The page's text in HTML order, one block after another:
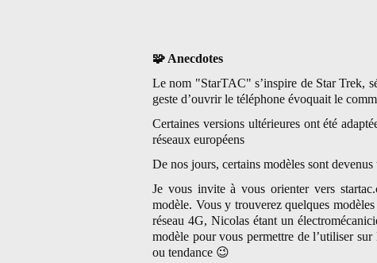
🧩 Anecdotes
Le nom "StarTAC" s’inspire de Star Trek,
geste d’ouvrir le téléphone évoquait le
Certaines versions ultérieures ont été
réseaux européens
De nos jours, certains modèles sont
Je vous invite à vous orienter vers
modèle. Vous y trouverez quelques
réseau 4G, Nicolas étant un
modèle pour vous permettre de l’utiliser
ou tendance 😉